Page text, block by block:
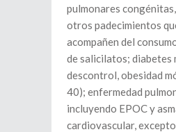
pulmonares
otros padecimientos
acompañen del
de salicilatos; diabetes
descontrol, obesidad
40); enfermedad
incluyendo EPOC y
cardiovascular,